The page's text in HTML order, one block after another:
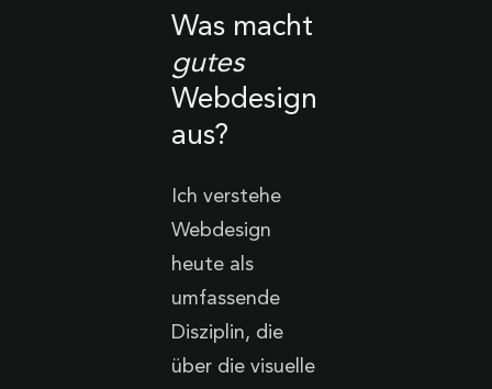
Was macht
gutes
Webdesign
aus?
Ich verstehe
Webdesign
heute als
umfassende
Disziplin, die
über die visuelle